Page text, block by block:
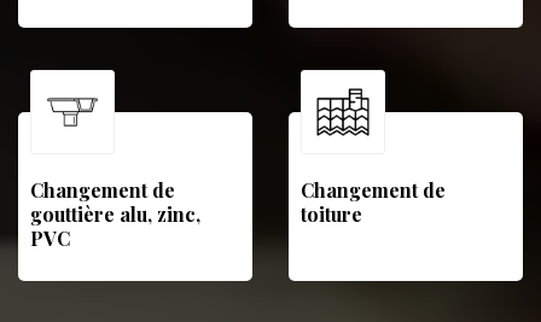
Changement de
gouttière alu, zinc,
PVC
Changement de
toiture